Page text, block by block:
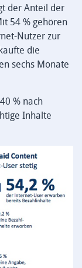
der Anteil der
54 % gehören
Nutzer zur
die
sechs Monate
% nach
Inhalte